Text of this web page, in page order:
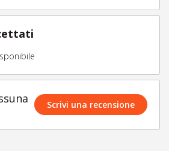
Scrivi una recensione